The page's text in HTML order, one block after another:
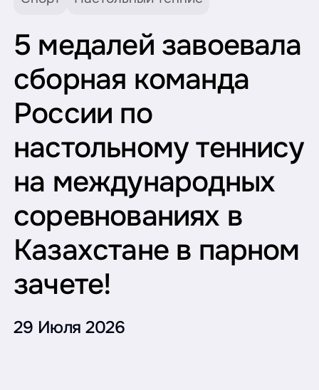
5 медалей завоевала
сборная команда
России по
настольному теннису
на международных
соревнованиях в
Казахстане в парном
зачете!
29 Июля 2026